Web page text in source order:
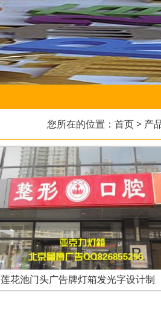
您所在的位置： 首页> 产
莲花池门头广告牌灯箱发光字设计制